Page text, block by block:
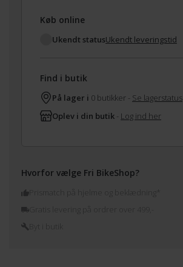
Køb online
Ukendt statusUkendt leveringstid
Find i butik
På lager i 0 butikker - Se lagerstatus
Oplev i din butik - Log ind her
Hvorfor vælge Fri BikeShop?
Prismatch på hjelme og beklædning*